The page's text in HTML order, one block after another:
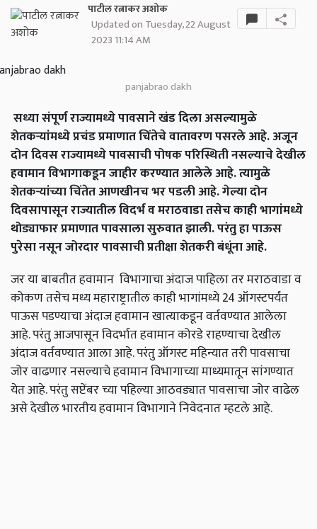
पाटील रत्नाकर अशोक
Updated on Tuesday, 22 August
2023 11:14 AM
panjabrao dakh
सध्या संपूर्ण राज्यामध्ये पावसाने खंड दिला असल्यामुळे
शेतकऱ्यांमध्ये प्रचंड प्रमाणात चिंतेचे वातावरण पसरले आहे. अजून
दोन दिवस राज्यामध्ये पावसाची पोषक परिस्थिती नसल्याचे देखील
हवामान विभागाकडून जाहीर करण्यात आलेले आहे. त्यामुळे
शेतकऱ्यांच्या चिंतेत आणखीनच भर पडली आहे. गेल्या दोन
दिवसापासून राज्यातील विदर्भ व मराठवाडा तसेच काही भागांमध्ये
थोड्याफार प्रमाणात पावसाला सुरुवात झाली. परंतु हा पाऊस
पुरेसा नसून जोरदार पावसाची प्रतीक्षा शेतकरी बंधूंना आहे.
जर या बाबतीत हवामान विभागाचा अंदाज पाहिला तर मराठवाडा व
कोकण तसेच मध्य महाराष्ट्रातील काही भागांमध्ये 24 ऑगस्टपर्यंत
पाऊस पडण्याचा अंदाज हवामान खात्याकडून वर्तवण्यात आलेला
आहे. परंतु आजपासून विदर्भात हवामान कोरडे राहण्याचा देखील
अंदाज वर्तवण्यात आला आहे. परंतु ऑगस्ट महिन्यात तरी पावसाचा
जोर वाढणार नसल्याचे हवामान विभागाच्या माध्यमातून सांगण्यात
येत आहे. परंतु सप्टेंबर च्या पहिल्या आठवड्यात पावसाचा जोर वाढेल
असे देखील भारतीय हवामान विभागाने निवेदनात म्हटले आहे.